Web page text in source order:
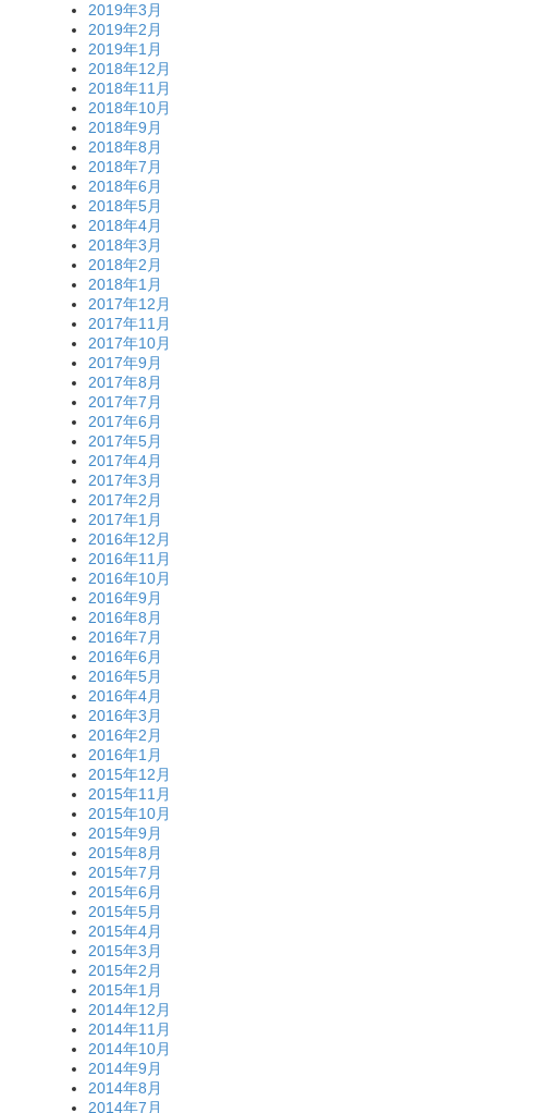
2019年3月
2019年2月
2019年1月
2018年12月
2018年11月
2018年10月
2018年9月
2018年8月
2018年7月
2018年6月
2018年5月
2018年4月
2018年3月
2018年2月
2018年1月
2017年12月
2017年11月
2017年10月
2017年9月
2017年8月
2017年7月
2017年6月
2017年5月
2017年4月
2017年3月
2017年2月
2017年1月
2016年12月
2016年11月
2016年10月
2016年9月
2016年8月
2016年7月
2016年6月
2016年5月
2016年4月
2016年3月
2016年2月
2016年1月
2015年12月
2015年11月
2015年10月
2015年9月
2015年8月
2015年7月
2015年6月
2015年5月
2015年4月
2015年3月
2015年2月
2015年1月
2014年12月
2014年11月
2014年10月
2014年9月
2014年8月
2014年7月